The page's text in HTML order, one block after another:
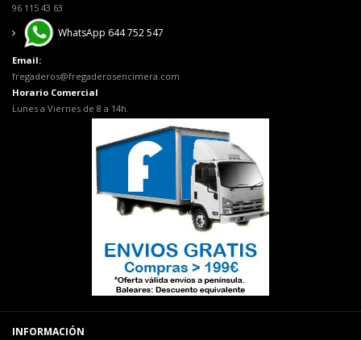
96 115 43 63
WhatsApp 644 752 547
Email:
fregaderos@fregaderosencimera.com
Horario Comercial
Lunes a Viernes de 8 a 14h.
INFORMACIÓN